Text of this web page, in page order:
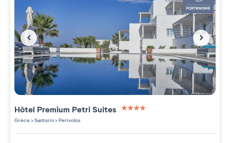
Hôtel Premium Petri Suites
Grèce>Santorin>Perivolos